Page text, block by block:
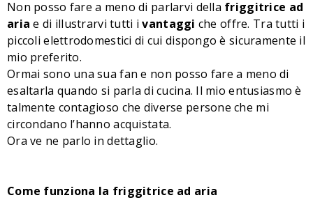
Non posso fare a meno di parlarvi della friggitrice ad
aria e di illustrarvi tutti ivantaggi che offre. Tra tutti i
piccoli elettrodomestici di cui dispongo è sicuramente il
mio preferito.
Ormai sono una sua fan e non posso fare a meno di
esaltarla quando si parla di cucina. Il mio entusiasmo è
talmente contagioso che diverse persone che mi
circondano l’hanno acquistata.
Ora ve ne parlo in dettaglio.
Come funziona la friggitrice ad aria